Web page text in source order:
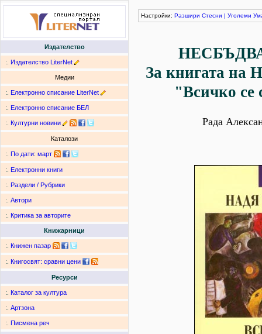
Издателство
:. Издателство LiterNet
Медии
:. Електронно списание LiterNet
:. Електронно списание БЕЛ
:. Културни новини
Каталози
:. По дати: март
:. Електронни книги
:. Раздели / Рубрики
:. Автори
:. Критика за авторите
Книжарници
:. Книжен пазар
:. Книгосвят: сравни цени
Ресурси
:. Каталог за култура
:. Артзона
:. Писмена реч
Настройки: Разшири Стесни | Уголеми
За книгата на
"Всичко се
Рада